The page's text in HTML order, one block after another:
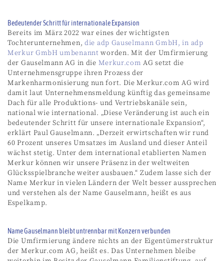
Bedeutender Schritt für internationale Expansion
Bereits im März 2022 war eines der wichtigsten
Tochterunternehmen, die adp Gauselmann GmbH, in adp
Merkur GmbH umbenannt worden. Mit der Umfirmierung
der Gauselmann AG in die Merkur.com AG setzt die
Unternehmensgruppe ihren Prozess der
Markenharmonisierung nun fort. Die Merkur.com AG wird
damit laut Unternehmensmeldung künftig das gemeinsame
Dach für alle Produktions- und Vertriebskanäle sein,
national wie international. „Diese Veränderung ist auch ein
bedeutender Schritt für unsere internationale Expansion“,
erklärt Paul Gauselmann. „Derzeit erwirtschaften wir rund
60 Prozent unseres Umsatzes im Ausland und dieser Anteil
wächst stetig. Unter dem international etablierten Namen
Merkur können wir unsere Präsenz in der weltweiten
Glücksspielbranche weiter ausbauen.“ Zudem lasse sich der
Name Merkur in vielen Ländern der Welt besser aussprechen
und verstehen als der Name Gauselmann, heißt es aus
Espelkamp.
Name Gauselmann bleibt untrennbar mit Konzern verbunden
Die Umfirmierung ändere nichts an der Eigentümerstruktur
der Merkur.com AG, heißt es. Das Unternehmen bleibe